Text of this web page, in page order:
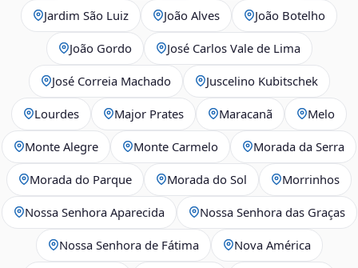
Jardim São Luiz João Alves João Botelho
João Gordo José Carlos Vale de Lima
José Correia Machado Juscelino Kubitschek
Lourdes Major Prates Maracanã Melo
Monte Alegre Monte Carmelo Morada da Serra
Morada do Parque Morada do Sol Morrinhos
Nossa Senhora Aparecida Nossa Senhora das Graças
Nossa Senhora de Fátima Nova América